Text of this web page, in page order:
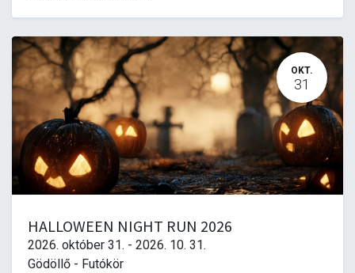
OKT.
31
HALLOWEEN NIGHT RUN 2026
2026. október 31. - 2026. 10. 31.
Gödöllő - Futókör